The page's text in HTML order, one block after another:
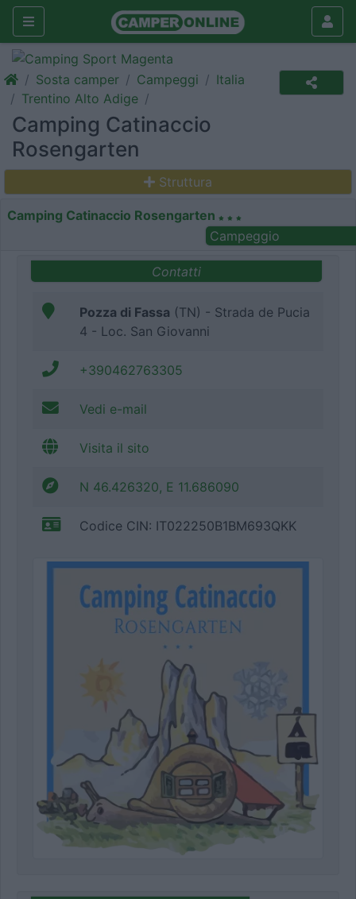
Sosta camper Campeggi
Italia
Trentino Alto Adige
Camping Catinaccio
Rosengarten
Struttura
Camping Catinaccio Rosengarten
Campeggio
Contatti
Pozza di Fassa (TN) - Strada de Pucia
4 - Loc. San Giovanni
+390462763305
Vedi e-mail
Visita il sito
N 46.426320, E 11.686090
Codice CIN: IT022250B1BM693QKK